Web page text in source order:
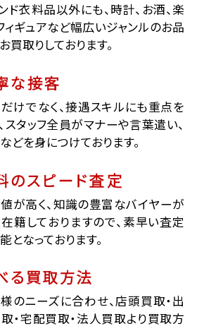
ド衣料品以外にも、時計、お酒、楽
ィギュアなど幅広いジャンルのお品
買取りしております。
な接客
けでなく、接遇スキルにも重点を
スタッフ全員がマナーや言葉遣い、
どを身につけております。
のスピード査定
が高く、知識の豊富なバイヤーが
籍しておりますので、素早い査定
となっております。
る買取方法
のニーズに合わせ、店頭買取・出
・宅配買取・法人買取より買取方